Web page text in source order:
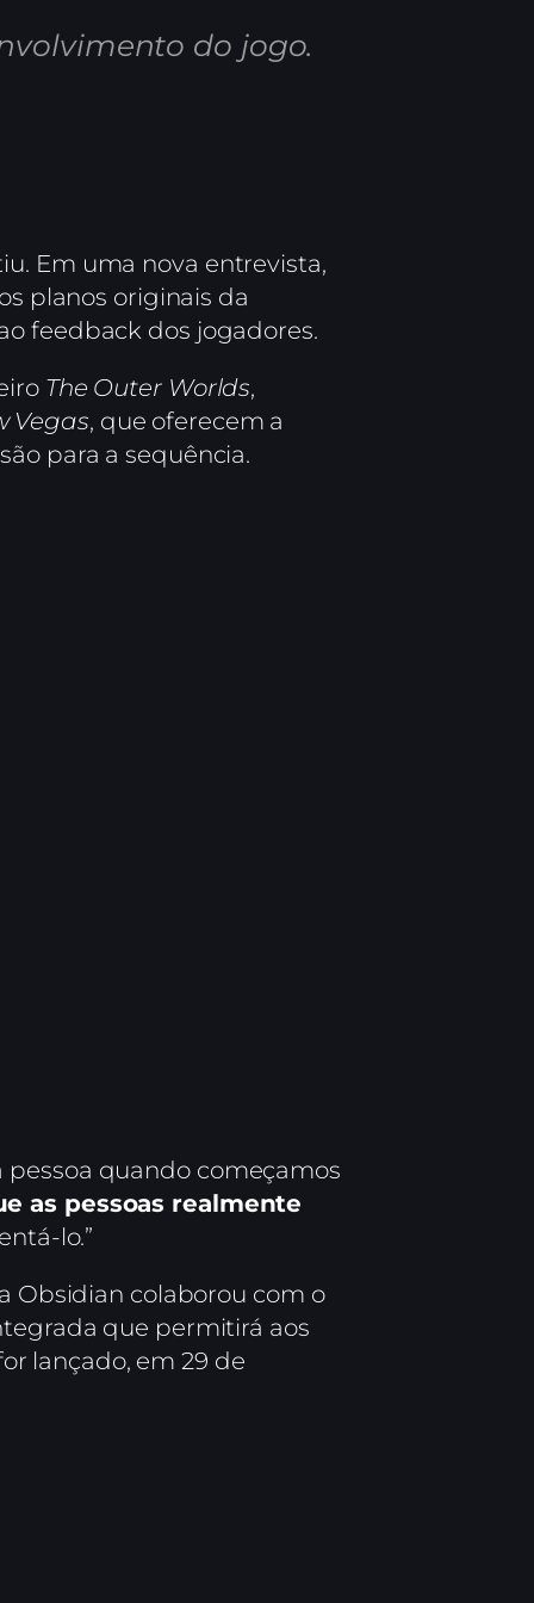
do jogo.
Em uma nova entrevista,
planos originais da
feedback dos jogadores.
The Outer Worlds,
Vegas, que oferecem a
para a sequência.
pessoa quando começamos
as pessoas realmente
lo.”
Obsidian colaborou com o
que permitirá aos
lançado, em 29 de